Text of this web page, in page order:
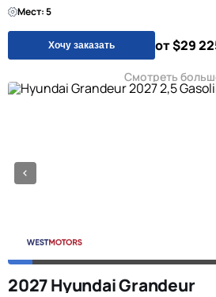
Мест: 5
Хочу заказать от $29
Смотреть
2027 Hyundai Grandeur